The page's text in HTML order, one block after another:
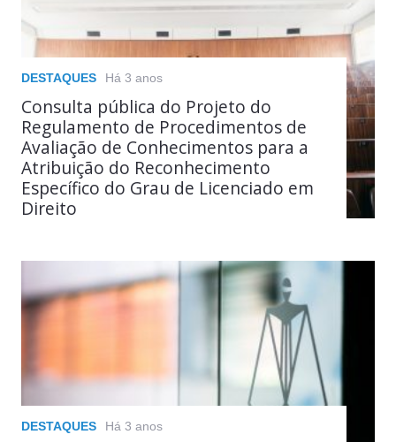
DESTAQUES Há 3 anos
Consulta pública do Projeto do
Regulamento de Procedimentos de
Avaliação de Conhecimentos para a
Atribuição do Reconhecimento
Específico do Grau de Licenciado em
Direito
DESTAQUES Há 3 anos